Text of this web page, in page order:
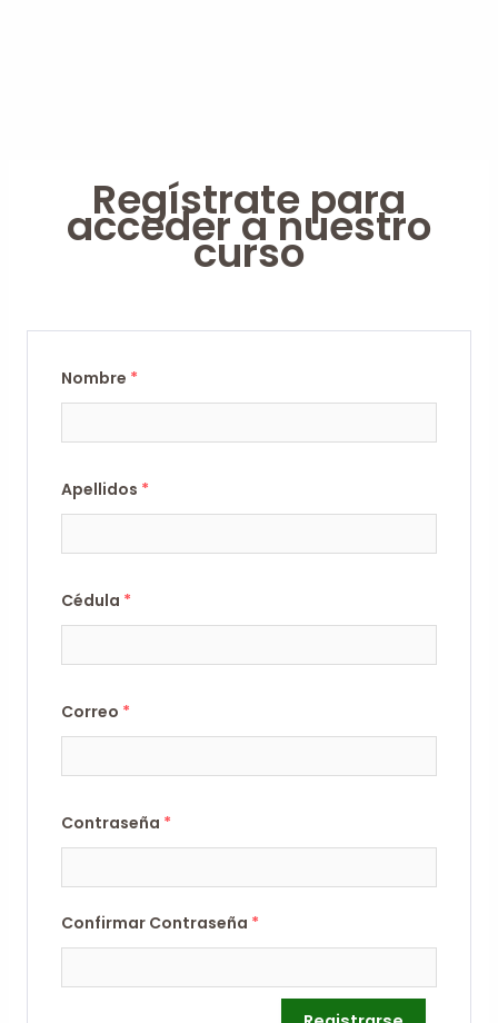
Regístrate para
acceder a nuestro
curso
Nombre *
Apellidos *
Cédula *
Correo *
Contraseña *
Confirmar Contraseña *